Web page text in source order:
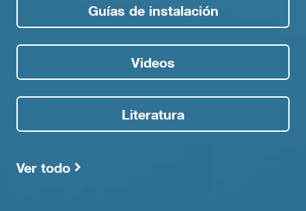
Guías de instalación
Videos
Literatura
Ver todo